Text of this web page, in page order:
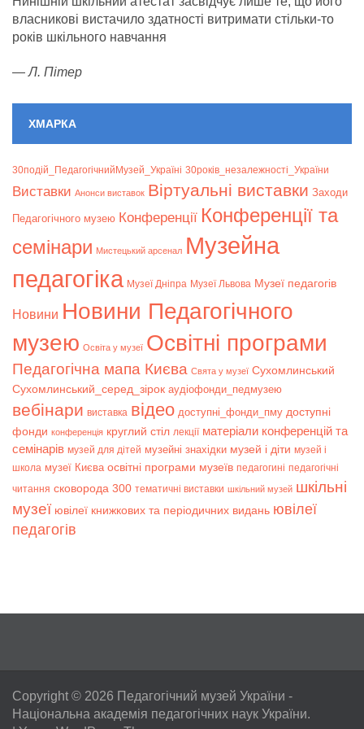
власникові вистачило здатності витримати стільки-то
років шкільного навчання
—Л. Пітер
ХМАРКА
30подій_ПедагогічнийМузей_Україні 30років_незалежності_України
Bиставки Анонси виставок Віртуальні виставки Заходи
Педагогічного музею Конференції Конференції та
семінари Мистецький арсенал Музейна
педагогіка Музеї Дніпра Музеї Львова Музеї педагогів
Новини Новини Педагогічного
музею Освіта у музеї Освітні програми
Педагогічна мапа Києва Свята у музеї Сухомлинський
Сухомлинський_серед_зірок аудіофонди_педмузею
вебінари виставка відео доступні_фонди_пму доступні
фонди конференція круглий стіл лекції матеріали конференцій та
семінарів музей для дітей музейні знахідки музей і діти музей і
школа музеї Києва освітні програми музеїв педагогині педагогічні
читання сковорода 300 тематичні виставки шкільний музей шкільні
музеї ювілеї книжкових та періодичних видань ювілеї
педагогів
Copyright © 2026 Педагогічний музей України -
Національна академія педагогічних наук України.